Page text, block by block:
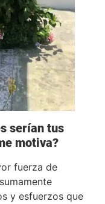
serían tus
motiva?
fuerza de
y esfuerzos que